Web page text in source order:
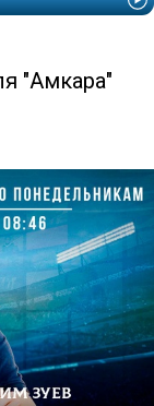
"Амкара"